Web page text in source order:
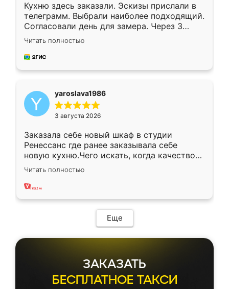
Кухню здесь заказали. Эскизы прислали в
телеграмм. Выбрали наиболее подходящий.
Согласовали день для замера. Через 3
недели кухня была уже готова. Остались
довольны работой. Спасибо Ренессанс
мебель за качественную работу!
Читать полностью
yaroslava1986
3 августа 2026
Заказала себе новый шкаф в студии
Ренессанс где ранее заказывала себе
новую кухню.Чего искать, когда качеством
вполне довольна. Служит кухня уже почти
два года, нареканий нет.
Читать полностью
Еще
ЗАКАЗАТЬ
БЕСПЛАТНОЕ ТАКСИ